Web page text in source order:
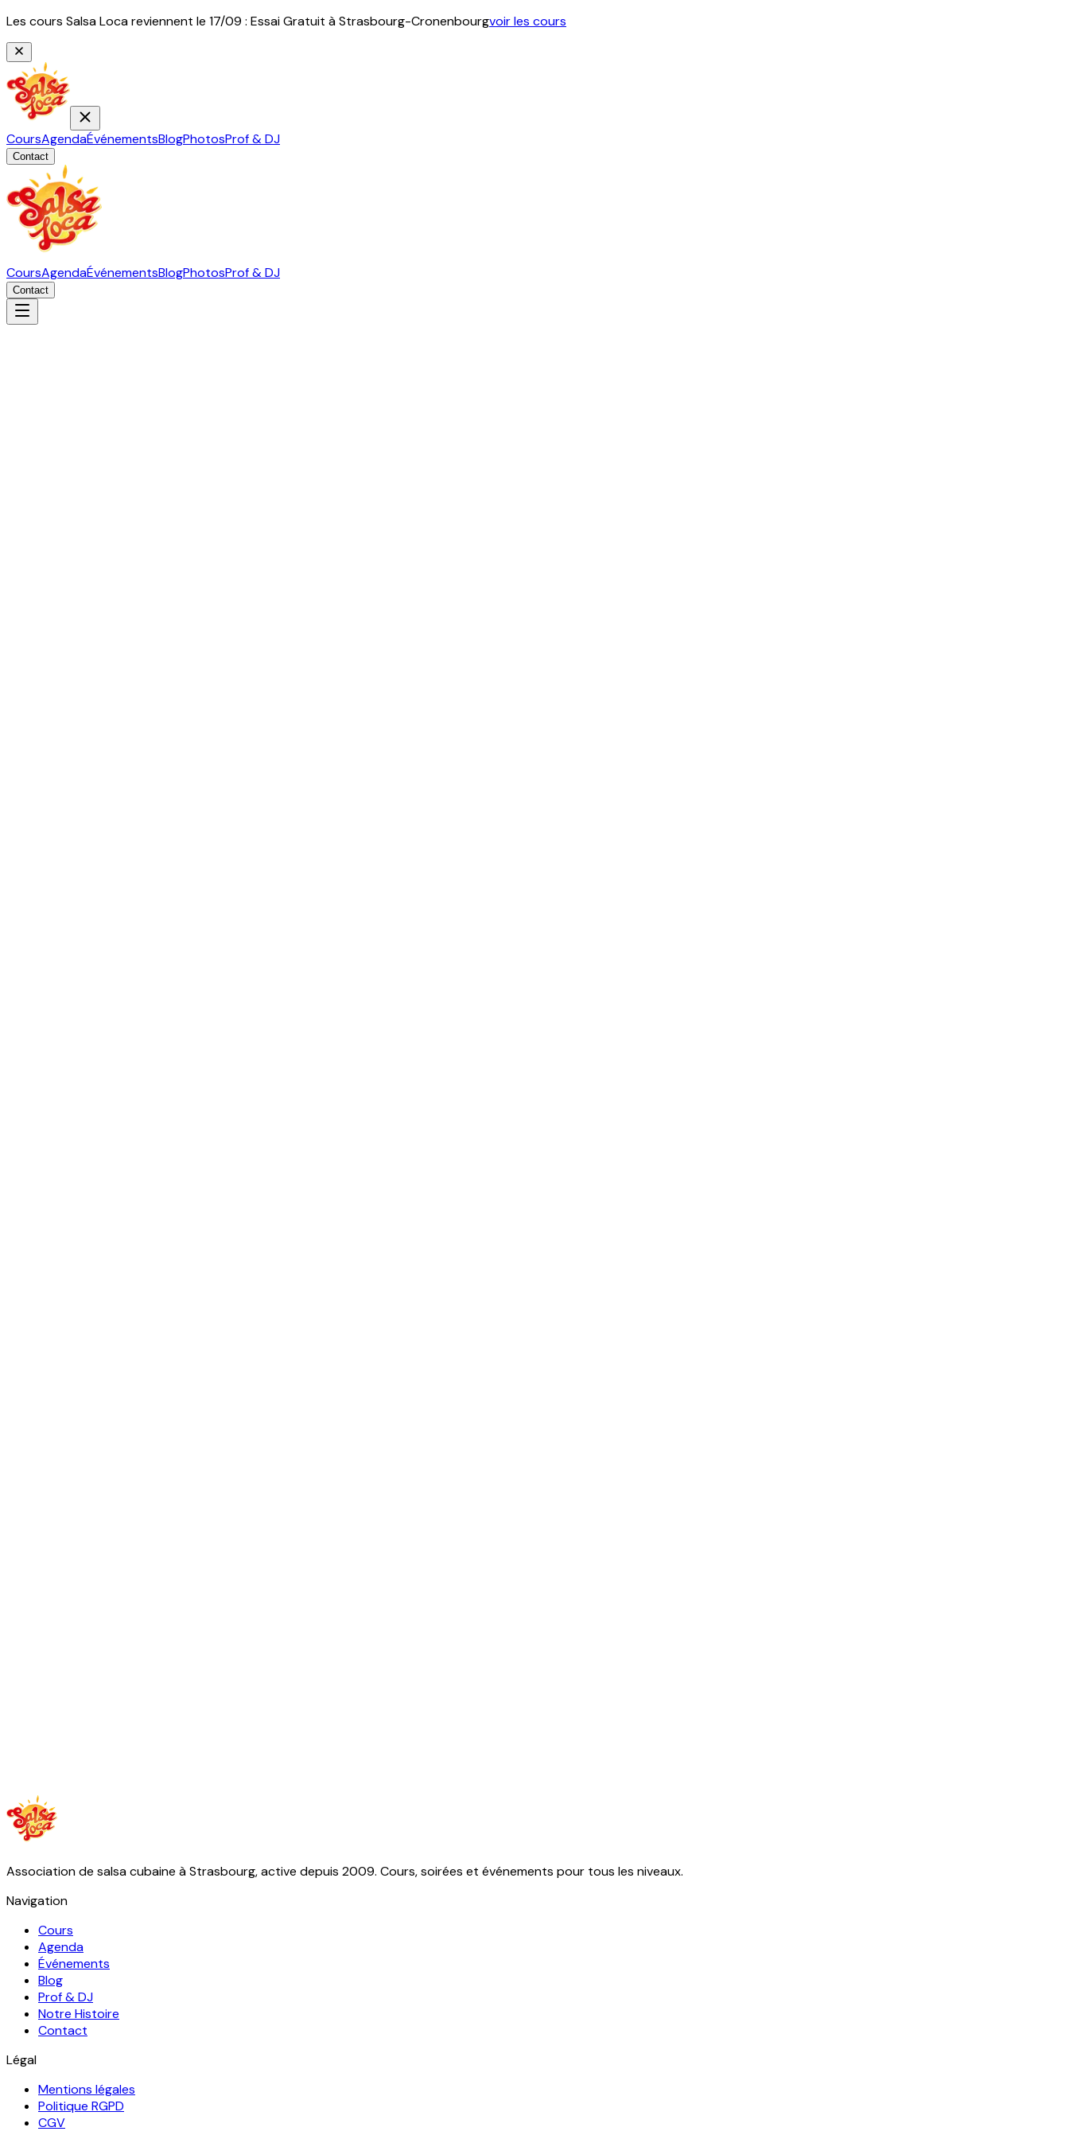
Les cours Salsa Loca reviennent le 17/09 : Essai Gratuit à Strasbourg-Cronenbourgvoir les cours
CoursAgendaÉvénementsBlogPhotosProf & DJ
Contact
CoursAgendaÉvénementsBlogPhotosProf & DJ
Contact
Association de salsa cubaine à Strasbourg, active depuis 2009. Cours, soirées et événements pour tous les niveaux.
Navigation
Cours
Agenda
Événements
Blog
Prof & DJ
Notre Histoire
Contact
Légal
Mentions légales
Politique RGPD
CGV